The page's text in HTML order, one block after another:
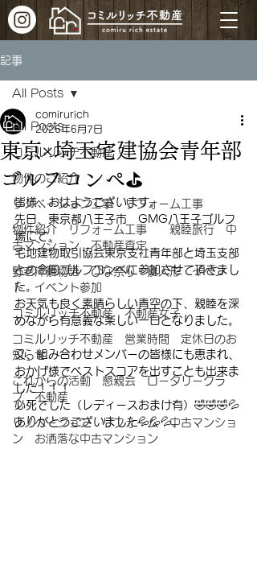
記事
All Posts
コミルリッチ不動産
物件のご紹介
リノベーション工事 リフォーム工事
物件紹介 リフォーム工事 親睦旅行 中
古マンション 不動産査定
野老澤雛物語 ひな祭り 雛人形 イベン
ト イベント参加
コミルリッチ不動産 不動産女子
コミルリッチ不動産 営業時間 定休日のお
知らせ
これからの活動 懇親会 ロータリークラ
ブ 不動産
リノベーション リフォーム 中古マンショ
ン お洒落な中古マンション
All Posts
東京×埼玉宅建協会青年部
ゴルフコンペ⛳
comirurich
2025年6月7日
皆様、おはようございます。
先日、東京都八王子市　GMG八王子ゴルフ
場にて、
宅地建物取引協会東京支社青年部と埼玉支部
との合同ゴルフコンペに参加させて頂きまし
た。
お天気も良く素晴らしい青空の下、親睦を深
めながら有意義な楽しい一日となりました。
又、組み合わせメンバーの皆様にも恵まれ、
おかげ様でベストスコアを出すことも出来ま
した！！！
必死でした（レディースおまけ有）🤣🤣🤣💦
ありがとうございました💦💦💦。